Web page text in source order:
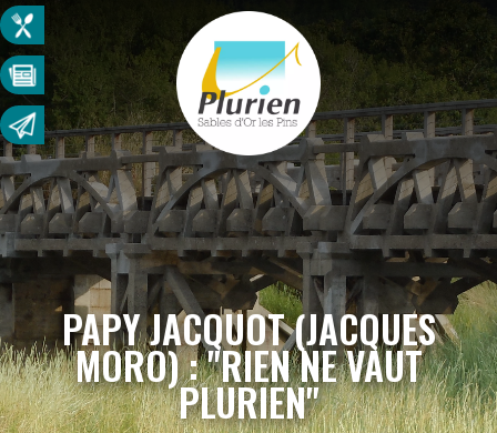
PAPY JACQUOT (JACQUES
MORO) : "RIEN NE VAUT
PLURIEN"